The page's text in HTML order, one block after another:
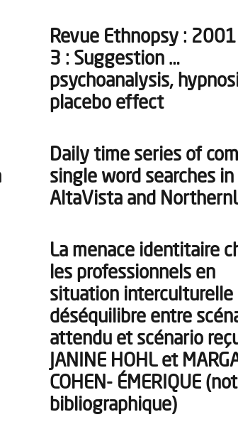
Revue Ethnopsy : 2001
3 : Suggestion …
psychoanalysis,
placebo effect
Daily time series of
single word searches in
AltaVista and
La menace identitaire
les professionnels en
situation interculturelle
déséquilibre entre
attendu et scénario
JANINE HOHL et
COHEN- ÉMERIQUE
bibliographique)